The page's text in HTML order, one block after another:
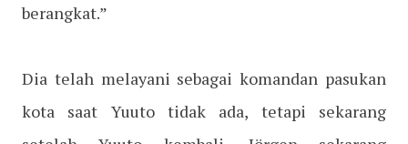
berangkat.”
Dia telah melayani sebagai komandan pasukan
kota saat Yuuto tidak ada, tetapi sekarang